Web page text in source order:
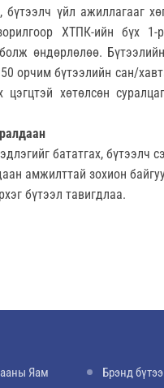
үйл ажиллагааг
ХТПК-ийн бүх
болж өндөрлөлөө.
орчим бүтээлийн сан/
хөтөлсөн
бататгах, бүтээлч
амжилттай зохион
бүтээл тавигдлаа.
Яам
Брэнд